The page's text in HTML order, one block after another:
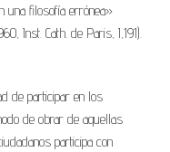
una filosofía errónea»
Inst. Cath. de Paris, I,191).
de participar en los
de obrar de aquellas
participa con